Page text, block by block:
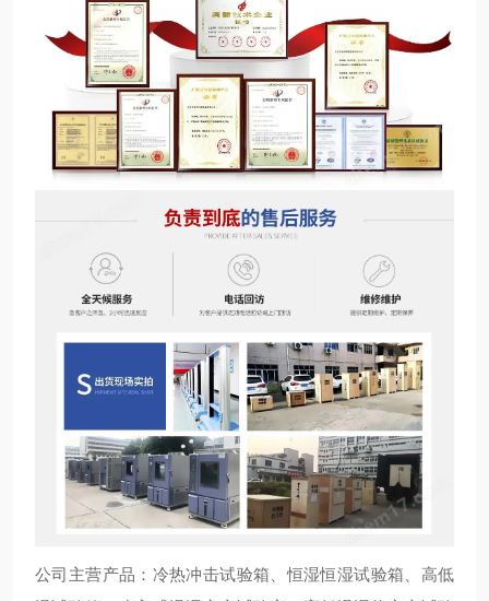
公司主营产品：冷热冲击试验箱、恒湿恒湿试验箱、高低